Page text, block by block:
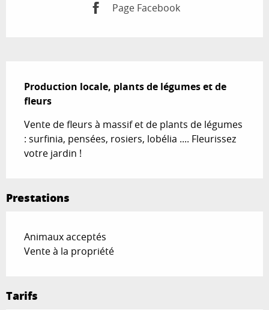
Page Facebook
Production locale, plants de légumes et de
fleurs
Vente de fleurs à massif et de plants de légumes
: surfinia, pensées, rosiers, lobélia .... Fleurissez
votre jardin !
Prestations
Animaux acceptés
Vente à la propriété
Tarifs